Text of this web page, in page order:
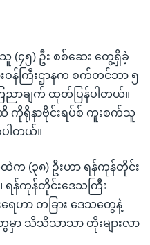
(၄၅) ဦး စစ်ဆေး တွေ့ရှိခဲ့
းဝန်ကြီးဌာနက စက်တင်ဘာ ၅
ေညာချက် ထုတ်ပြန်ပါတယ်။
န်ထိ ကိုရိုနာဗိုင်းရပ်စ် ကူးစက်သူ
ပါတယ်။
(၃၈) ဦးဟာ ရန်ကုန်တိုင်း
ရန်ကုန်တိုင်းဒေသကြီး
ေဟာ တခြား ဒေသတွေနဲ့
ာ သိသိသာသာ တိုးများလာ